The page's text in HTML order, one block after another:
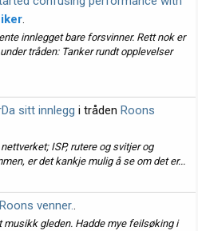
.
innlegget bare forsvinner. Rett nok er
tråden: Tanker rundt opplevelser
sitt innlegg i tråden Roons
ISP, rutere og svitjer og
er det kankje mulig å se om det er...
Roons venner..
musikk gleden. Hadde mye feilsøking i